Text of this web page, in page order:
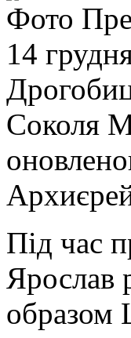
Фото
14
Соколя
Під час
Ярослав
образом